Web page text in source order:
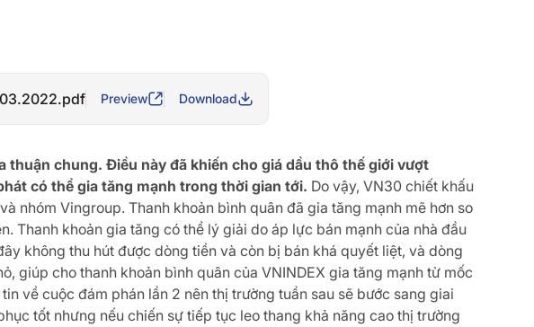
Preview Download
chung. Điều này đã khiến cho giá dầu thô thế giới vượt
có thể gia tăng mạnh trong thời gian tới. Do vậy, VN30 chiết khấu
nhóm Vingroup. Thanh khoản bình quân đã gia tăng mạnh mẽ hơn so
Thanh khoản gia tăng có thể lý giải do áp lực bán mạnh của nhà đầu
không thu hút được dòng tiền và còn bị bán khá quyết liệt, và dòng
giúp cho thanh khoản bình quân của VNINDEX gia tăng mạnh từ mốc
về cuộc đám phán lần 2 nên thị trường tuần sau sẽ bước sang giai
tốt nhưng nếu chiến sự tiếp tục leo thang khả năng cao thị trường